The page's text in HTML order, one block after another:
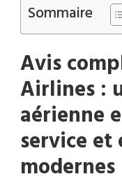
Sommaire
Avis
Airlines :
aérienne
service et
modernes